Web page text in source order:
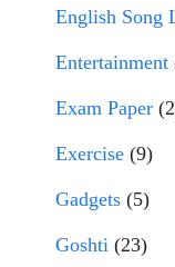
English Song
Entertainment
Exam Paper
Exercise (9)
Gadgets (5)
Goshti (23)